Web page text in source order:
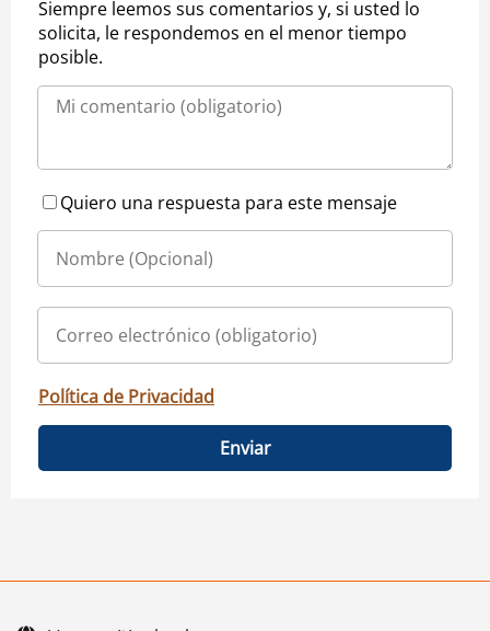
Siempre leemos sus comentarios y, si usted lo
solicita, le respondemos en el menor tiempo
posible.
Quiero una respuesta para este mensaje
Política de Privacidad
Enviar